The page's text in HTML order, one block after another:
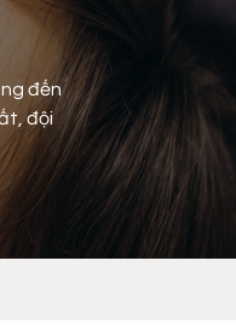
đến
đội